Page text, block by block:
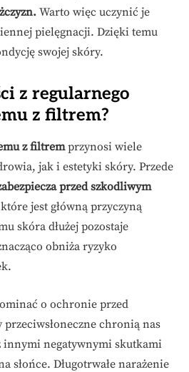
Warto więc uczynić je
pielęgnacji. Dzięki temu
swojej skóry.
z regularnego
z filtrem?
z filtremprzynosi wiele
jak i estetyki skóry. Przede
przed szkodliwym
jest główną przyczyną
skóra dłużej pozostaje
obniża ryzyko
o ochronie przed
chronią nas
innymi negatywnymi skutkami
słońce. Długotrwałe narażenie